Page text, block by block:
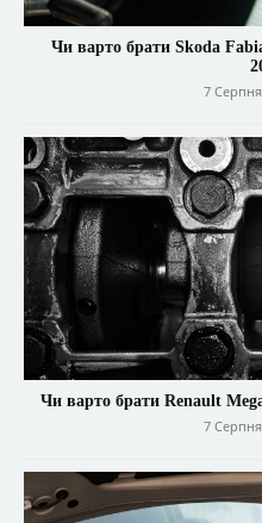
Чи варто брати Skoda
7
Чи варто брати Renault
7